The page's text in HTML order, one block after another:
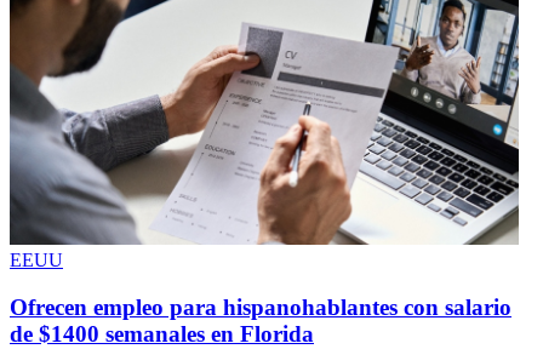
EEUU
Ofrecen empleo para hispanohablantes con salario
de $1400 semanales en Florida